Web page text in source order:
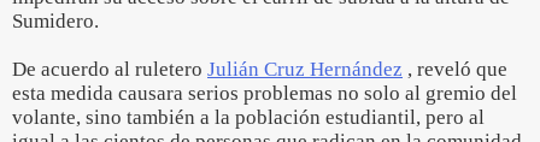
Sumidero.
De acuerdo al ruletero Julián Cruz Hernández , reveló que
esta medida causara serios problemas no solo al gremio del
volante, sino también a la población estudiantil, pero al